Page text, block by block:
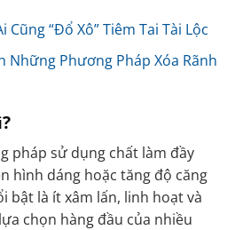
Cũng “Đổ Xô” Tiêm Tai Tài Lộc
Những Phương Pháp Xóa Rãnh
pháp sử dụng chất làm đầy
hình dáng hoặc tăng độ căng
bật là ít xâm lấn, linh hoạt và
chọn hàng đầu của nhiều